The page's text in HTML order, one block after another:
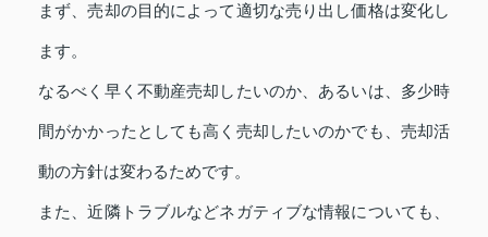
まず、売却の目的によって適切な売り出し価格は変化し
ます。
なるべく早く不動産売却したいのか、あるいは、多少時
間がかかったとしても高く売却したいのかでも、売却活
動の方針は変わるためです。
また、近隣トラブルなどネガティブな情報についても、